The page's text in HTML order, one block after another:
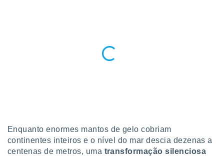
parte
Enquanto enormes mantos de gelo cobriam
continentes inteiros e o nível do mar descia dezenas a
centenas de metros, uma transformação silenciosa